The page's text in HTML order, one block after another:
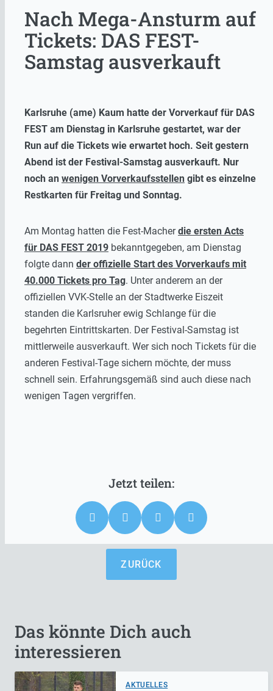
Nach Mega-Ansturm auf
Tickets: DAS FEST-
Samstag ausverkauft
Karlsruhe (ame) Kaum hatte der Vorverkauf für DAS
FEST am Dienstag in Karlsruhe gestartet, war der
Run auf die Tickets wie erwartet hoch. Seit gestern
Abend ist der Festival-Samstag ausverkauft. Nur
noch an wenigen Vorverkaufsstellen gibt es einzelne
Restkarten für Freitag und Sonntag.
Am Montag hatten die Fest-Macherdie ersten Acts
für DAS FEST 2019 bekanntgegeben, am Dienstag
folgte dann der offizielle Start des Vorverkaufs mit
40.000 Tickets pro Tag. Unter anderem an der
offiziellen VVK-Stelle an der Stadtwerke Eiszeit
standen die Karlsruher ewig Schlange für die
begehrten Eintrittskarten. Der Festival-Samstag ist
mittlerweile ausverkauft. Wer sich noch Tickets für die
anderen Festival-Tage sichern möchte, der muss
schnell sein. Erfahrungsgemäß sind auch diese nach
wenigen Tagen vergriffen.
ZURÜCK
Das könnte Dich auch
interessieren
AKTUELLES